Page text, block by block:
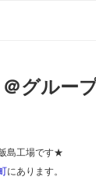
グルー
島工場です★
にあります。